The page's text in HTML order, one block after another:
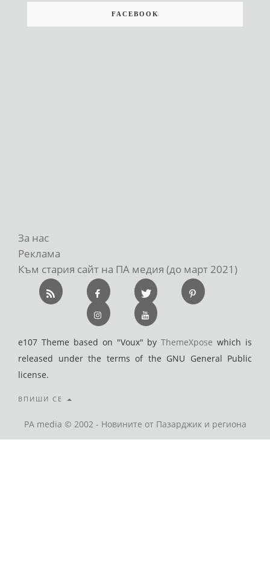
FACEBOOK
За нас
Реклама
Към стария сайт на ПА медия (до март 2021)
e107 Theme based on "Voux" byThemeXpose which is
released under the terms of the GNU General Public
license.
ВПИШИ СЕ
PA media © 2002 - Новините от Пазарджик и региона